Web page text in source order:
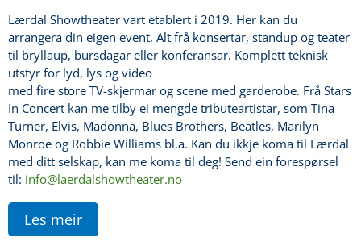
Lærdal Showtheater vart etablert i 2019. Her kan du
arrangera din eigen event. Alt frå konsertar, standup og teater
til bryllaup, bursdagar eller konferansar. Komplett teknisk
utstyr for lyd, lys og video
med fire store TV-skjermar og scene med garderobe. Frå Stars
In Concert kan me tilby ei mengde tributeartistar, som Tina
Turner, Elvis, Madonna, Blues Brothers, Beatles, Marilyn
Monroe og Robbie Williams bl.a. Kan du ikkje koma til Lærdal
med ditt selskap, kan me koma til deg! Send ein forespørsel
til: info@laerdalshowtheater.no
Les meir